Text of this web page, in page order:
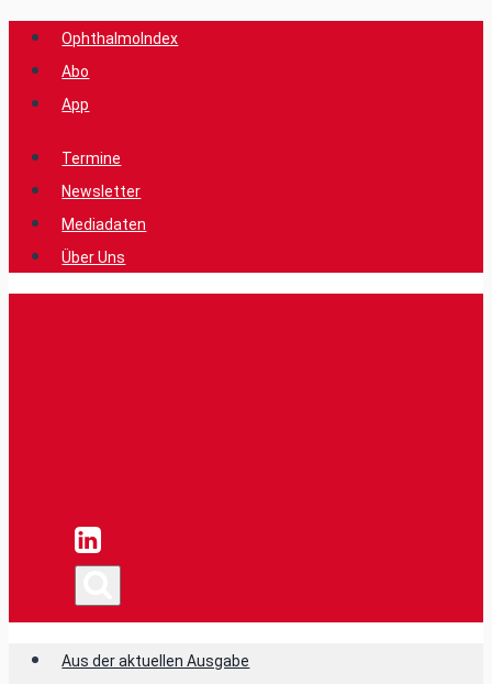
Zum
Inhalt
springen
OphthalmoIndex
Abo
App
Termine
Newsletter
Mediadaten
Über Uns
Aus der aktuellen Ausgabe